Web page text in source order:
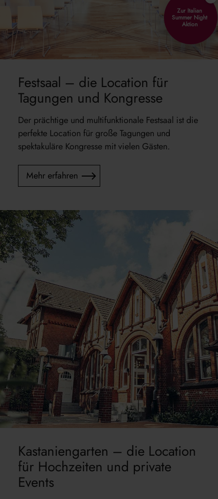
Festsaal – die Location für
Tagungen und Kongresse
Der prächtige und multifunktionale Festsaal ist die
perfekte Location für große Tagungen und
spektakuläre Kongresse mit vielen Gästen.
Mehr erfahren
Kastaniengarten – die Location
für Hochzeiten und private
Events
Zur Italian
Summer Night
Aktion